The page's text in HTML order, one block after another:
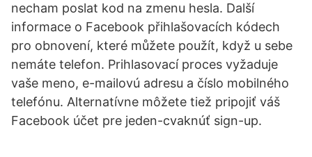
necham poslat kod na zmenu hesla. Další
informace o Facebook přihlašovacích kódech
pro obnovení, které můžete použít, když u sebe
nemáte telefon. Prihlasovací proces vyžaduje
vaše meno, e-mailovú adresu a číslo mobilného
telefónu. Alternatívne môžete tiež pripojiť váš
Facebook účet pre jeden-cvaknúť sign-up.